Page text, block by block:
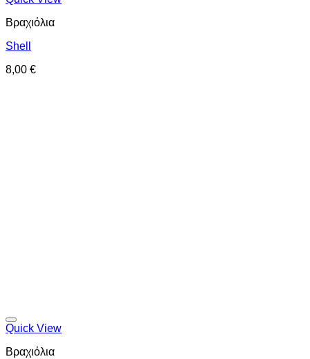
Βραχιόλια
Shell
8,00 €
Quick View
Βραχιόλια